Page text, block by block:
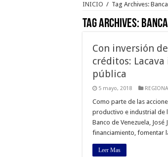
INICIO / Tag Archives: Banca
Tag Archives: Banca
Con inversión
créditos:
pública
5 mayo, 2018
Como parte de las
productivo e industrial de
Banco de Venezuela,
financiamiento, fomentar
Leer Mas